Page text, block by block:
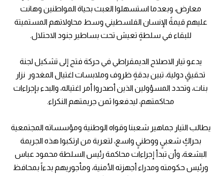
معارض، وبعدما استسهلوا العبث بحياة المواطنين وهانت
عليهم قيمةً الإنسان الفلسطيني وسط محاولاتهم المستميتة
للبقاء في سلطةٍ تعيش تحت بساطير جنود الاحتلال.
يدعو تيار الاصلاح الديمقراطي في حركة فتح إلى تشكيل لجنة
تحقيقٍ دولية، تبين بدقةٍ ظروف وملابسات اغتيال المغدور نزار
بنات، وتحدد المسؤولين الذين أصدروا أمر اغتياله، والبدء بإجراءات
محاكمتهم، ليدفعوا ثمن جريمتهم النكراء.
يطالب التيار جماهير شعبنا وقواه الوطنية ومؤسساته المجتمعية
بحراكٍ شعبيٍ ووطنيٍ واسع، لتعرية من ارتكبوا هذه الجريمة
البشعة، وأن تبدأ إجراءات محاكمة رئيس السلطة محمود عباس
ورئيس حكومته ومدراء أجهزته الأمنية، ومأجوريهم بدءاً بمحافظ